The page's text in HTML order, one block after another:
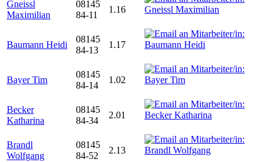
Gneissl
Maximilian
08145
84-11
1.16
Baumann Heidi
08145
84-13
1.17
Bayer Tim
08145
84-14
1.02
Becker
Katharina
08145
84-34
2.01
Brandl
Wolfgang
08145
84-52
2.13